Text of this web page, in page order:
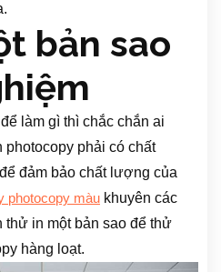
bản sao
làm gì thì chắc chắn ai
photocopy phải có chất
đảm bảo chất lượng của
photocopy màu khuyên các
thử in một bản sao để thử
hàng loạt.